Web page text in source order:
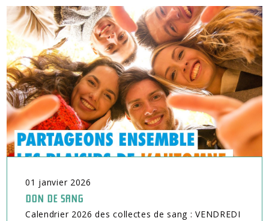
01 janvier 2026
DON DE SANG
Calendrier 2026 des collectes de sang : VENDREDI